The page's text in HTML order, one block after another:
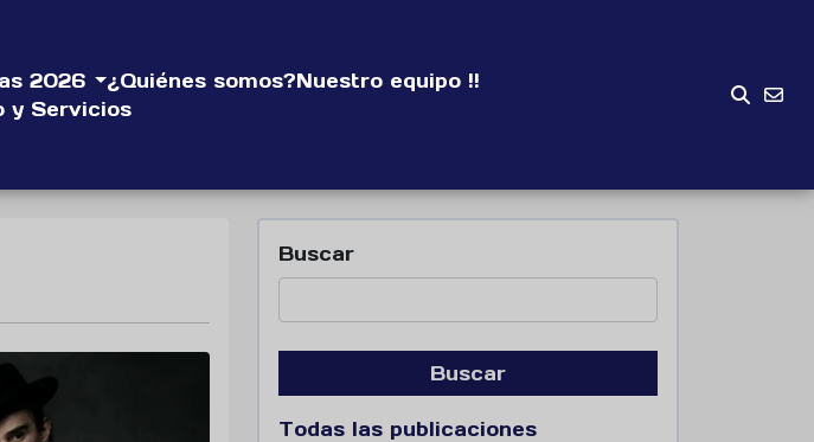
2026 ¿Quiénes somos?Nuestro equipo !!
y Servicios
Buscar
Buscar
Todas las publicaciones